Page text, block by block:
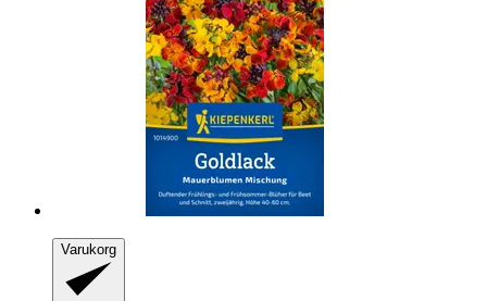
Varukorg